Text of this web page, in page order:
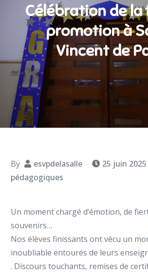
Célébration de la
promotion à
Vincent de
By esvpdelasalle 25 juin 2025
pédagogiques
Un moment chargé d’émotion, de
souvenirs…
Nos élèves finissants ont vécu un
inoubliable entourés de leurs
. Discours touchants, remises de